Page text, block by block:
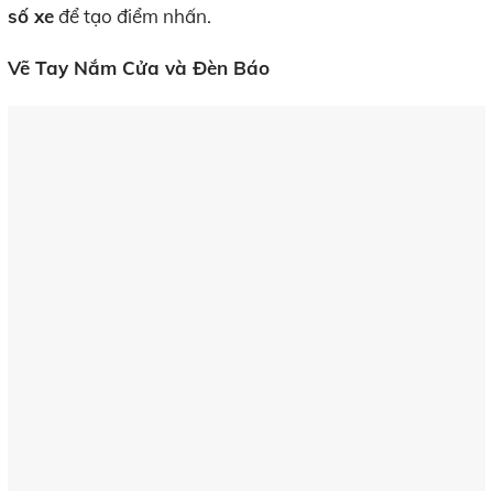
số xeđể tạo điểm nhấn.
Vẽ Tay Nắm Cửa và Đèn Báo